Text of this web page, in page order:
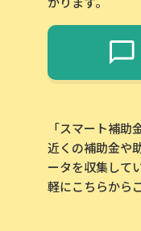
「スマート補
近くの補助金や
ータを収集して
軽にこちらから